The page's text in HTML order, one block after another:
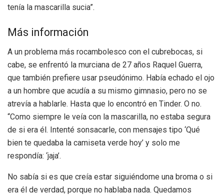
tenía la mascarilla sucia”.
Más información
A un problema más rocambolesco con el cubrebocas, si
cabe, se enfrentó la murciana de 27 años Raquel Guerra,
que también prefiere usar pseudónimo. Había echado el ojo
a un hombre que acudía a su mismo gimnasio, pero no se
atrevía a hablarle. Hasta que lo encontró en Tinder. O no.
“Como siempre le veía con la mascarilla, no estaba segura
de si era él. Intenté sonsacarle, con mensajes tipo ‘Qué
bien te quedaba la camiseta verde hoy’ y solo me
respondía: ‘jaja’.
No sabía si es que creía estar siguiéndome una broma o si
era él de verdad, porque no hablaba nada. Quedamos